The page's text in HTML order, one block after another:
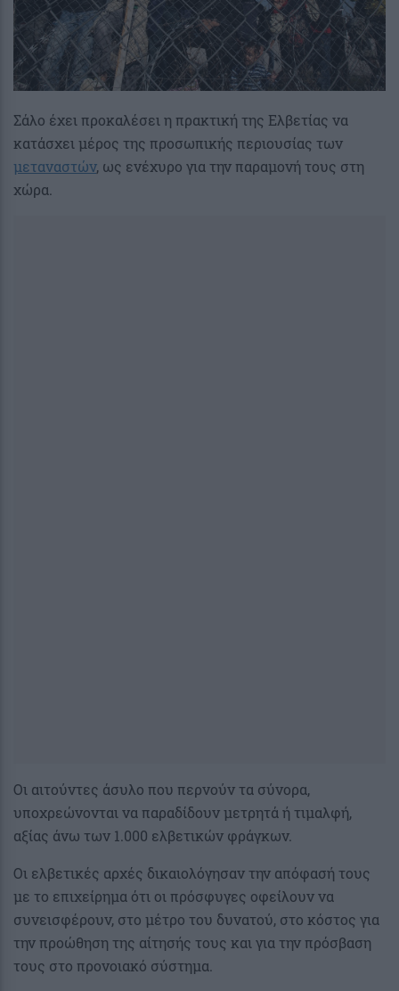
Σάλο έχει προκαλέσει η πρακτική της Ελβετίας να
κατάσχει μέρος της προσωπικής περιουσίας των
μεταναστών, ως ενέχυρο για την παραμονή τους στη
χώρα.
Οι αιτούντες άσυλο που περνούν τα σύνορα,
υποχρεώνονται να παραδίδουν μετρητά ή τιμαλφή,
αξίας άνω των 1.000 ελβετικών φράγκων.
Οι ελβετικές αρχές δικαιολόγησαν την απόφασή τους
με το επιχείρημα ότι οι πρόσφυγες οφείλουν να
συνεισφέρουν, στο μέτρο του δυνατού, στο κόστος για
την προώθηση της αίτησής τους και για την πρόσβαση
τους στο προνοιακό σύστημα.